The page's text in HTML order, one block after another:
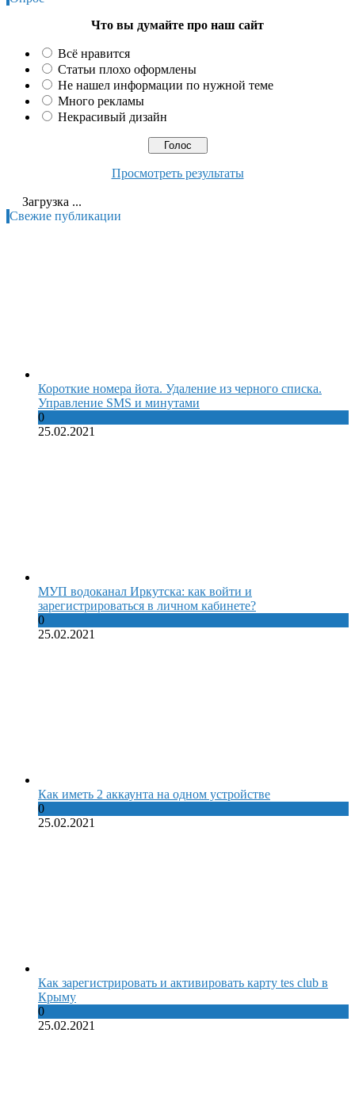
Что вы думайте про наш сайт
Всё нравится
Статьи плохо оформлены
Не нашел информации по нужной теме
Много рекламы
Некрасивый дизайн
Просмотреть результаты
Загрузка ...
Свежие публикации
Короткие номера йота. Удаление из черного списка.
Управление SMS и минутами
0
25.02.2021
МУП водоканал Иркутска: как войти и
зарегистрироваться в личном кабинете?
0
25.02.2021
Как иметь 2 аккаунта на одном устройстве
0
25.02.2021
Как зарегистрировать и активировать карту tes club в
Крыму
0
25.02.2021